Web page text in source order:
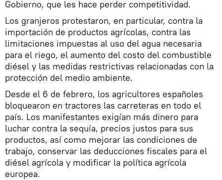
Gobierno, que les hace perder competitividad.
Los granjeros protestaron, en particular, contra la
importación de productos agrícolas, contra las
limitaciones impuestas al uso del agua necesaria
para el riego, el aumento del costo del combustible
diésel y las medidas restrictivas relacionadas con la
protección del medio ambiente.
Desde el 6 de febrero, los agricultores españoles
bloquearon en tractores las carreteras en todo el
país. Los manifestantes exigían más dinero para
luchar contra la sequía, precios justos para sus
productos, así como mejorar las condiciones de
trabajo, conservar las deducciones fiscales para el
diésel agrícola y modificar la política agrícola
europea.